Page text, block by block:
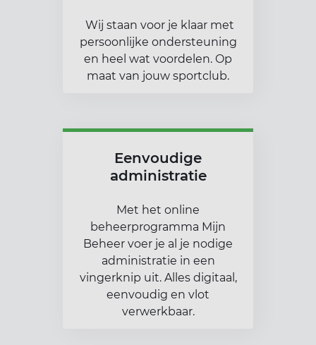
Wij staan voor je klaar met
persoonlijke ondersteuning
en heel wat voordelen. Op
maat van jouw sportclub.
Eenvoudige
administratie
Met het online
beheerprogramma Mijn
Beheer voer je al je nodige
administratie in een
vingerknip uit. Alles digitaal,
eenvoudig en vlot
verwerkbaar.